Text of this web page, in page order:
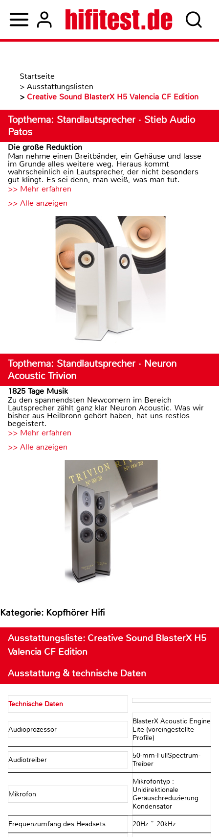
Startseite
> Ausstattungslisten
> Creative Sound BlasterX H5 Valencia CF Edition
Topthema: Standlautsprecher · Stieb Audio
Patos
Die große Reduktion
Man nehme einen Breitbänder, ein Gehäuse und lasse
im Grunde alles weitere weg. Heraus kommt
wahrscheinlich ein Lautsprecher, der nicht besonders
gut klingt. Es sei denn, man weiß, was man tut.
>> Mehr erfahren
>> Alle anzeigen
Topthema: Standlautsprecher · Neuron
Acoustic Trivion
1825 Tage Musik
Zu den spannendsten Newcomern im Bereich
Lautsprecher zählt ganz klar Neuron Acoustic. Was wir
bisher aus Heilbronn gehört haben, hat uns restlos
begeistert.
>> Mehr erfahren
>> Alle anzeigen
Kategorie: Kopfhörer Hifi
Ausstattungsliste: Creative Sound BlasterX H5
Valencia CF Edition
Ausstattung & technische Daten
Technische Daten
Audioprozessor
BlasterX Acoustic Engine
Lite (voreingestellte
Profile)
Audiotreiber
50-mm-FullSpectrum-
Treiber
Mikrofon
Mikrofontyp :
Unidirektionale
Geräuschreduzierung
Kondensator
Frequenzumfang des Headsets 20Hz ~ 20kHz